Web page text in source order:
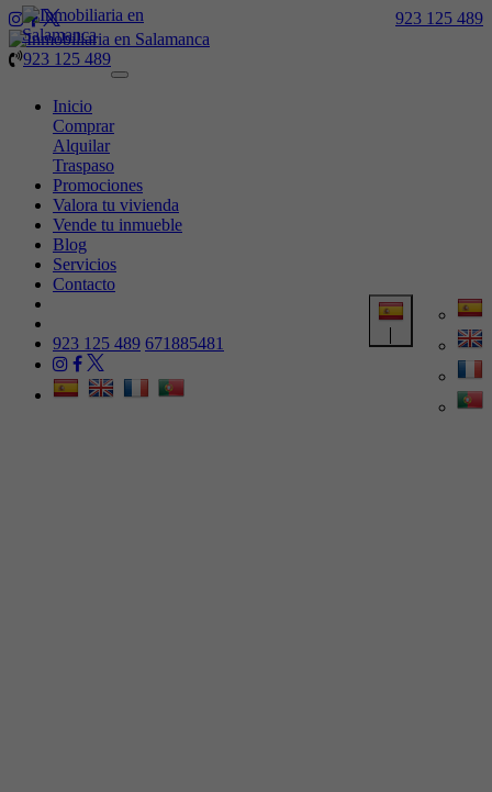
923 125 489
923 125 489
Toggle
Inicio
Comprar
Alquilar
Traspaso
Promociones
Valora tu vivienda
Vende tu inmueble
Blog
Servicios
Contacto
923 125 489 671885481